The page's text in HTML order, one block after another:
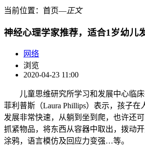
当前位置： 首页―正文
神经心理学家推荐，适合1岁幼儿
网络
浏览
2020-04-23 11:00
儿童思维研究所学习和发展中心临床
菲利普斯（Laura Phillips）表示，孩子在
发展非常快速，从躺到坐到爬，也许还
抓紧物品，将东西从容器中取出，拨动
涂鸦，语言模仿及回应力变强…等。